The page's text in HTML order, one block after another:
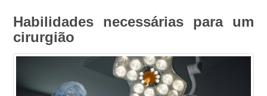
Habilidades necessárias para um
cirurgião